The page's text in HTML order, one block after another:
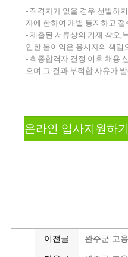
- 적격자가 없을 경우 선발하
자에 한하여 개별 통지하고
- 제출된 서류상의 기재 착오,
인한 불이익은 응시자의 책임
- 최종합격자 결정 이후 채용
으며 그 결과 부적합 사유가
온라인 입사지원하기
이전글